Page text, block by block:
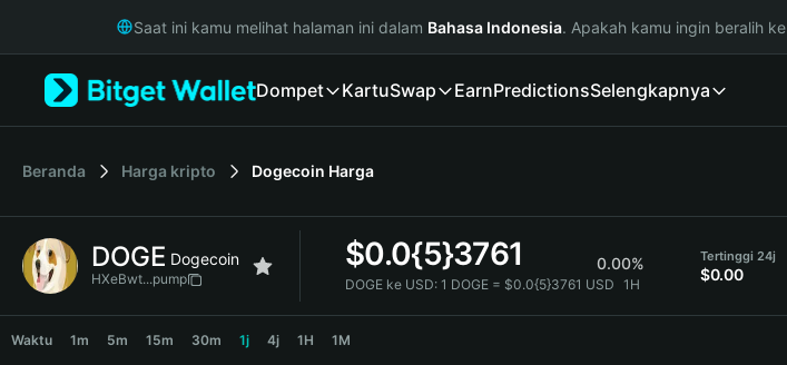
Русский
Italiano
简体中文
繁體中文
Bahasa Indonesia
Saat ini kamu melihat halaman ini dalam Bahasa Indonesia. Apakah kamu ingin beralih ke
Dompet KartuSwap EarnPredictionsSelengkapnya
Beranda Harga kripto Dogecoin Harga
DOGE Dogecoin
HXeBwt...pump
$0.0{5}3761 0.00%
DOGE ke USD: 1 DOGE = $0.0{5}3761 USD 1H
Tertinggi 24j
$0.00
Waktu 1m 5m 15m 30m 1j 4j 1H 1M